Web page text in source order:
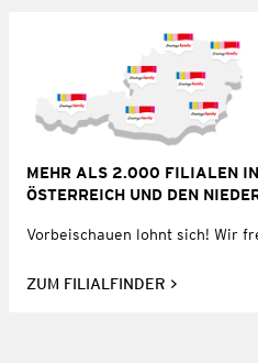
MEHR ALS 2.000 FILIALEN IN
ÖSTERREICH UND DEN
Vorbeischauen lohnt sich! Wir
ZUM FILIALFINDER